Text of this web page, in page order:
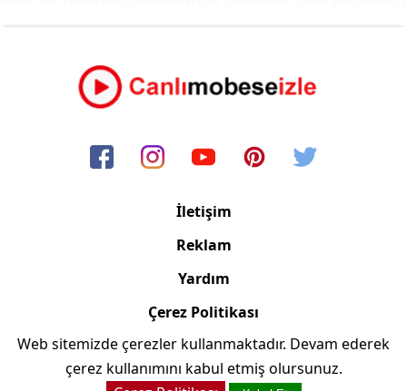
İletişim
Reklam
Yardım
Çerez Politikası
Copyright © 2006/2024 Canlimobeseizle.net
Web sitemizde çerezler kullanmaktadır. Devam ederek
çerez kullanımını kabul etmiş olursunuz.